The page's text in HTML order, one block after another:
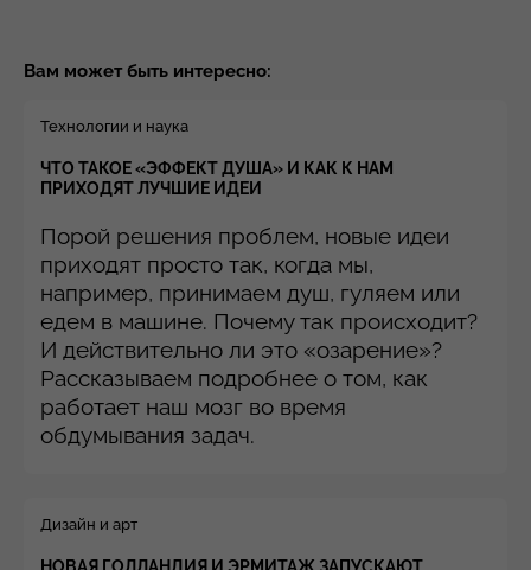
Вам может быть интересно:
Технологии и наука
ЧТО ТАКОЕ «ЭФФЕКТ ДУША» И КАК К НАМ
ПРИХОДЯТ ЛУЧШИЕ ИДЕИ
Порой решения проблем, новые идеи
приходят просто так, когда мы,
например, принимаем душ, гуляем или
едем в машине. Почему так происходит?
И действительно ли это «озарение»?
Рассказываем подробнее о том, как
работает наш мозг во время
обдумывания задач.
Дизайн и арт